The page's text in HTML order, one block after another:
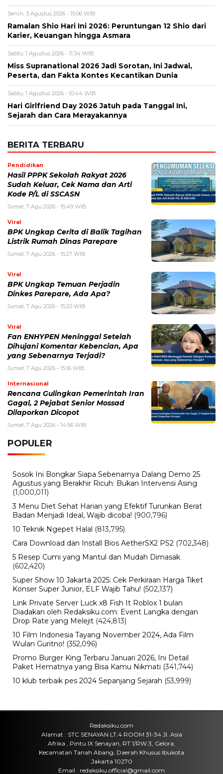
Senin, 3 Agustus 2026 - 15:06 WIB
Ramalan Shio Hari Ini 2026: Peruntungan 12 Shio dari
Karier, Keuangan hingga Asmara
Sabtu, 1 Agustus 2026 - 11:34 WIB
Miss Supranational 2026 Jadi Sorotan, Ini Jadwal,
Peserta, dan Fakta Kontes Kecantikan Dunia
Sabtu, 1 Agustus 2026 - 10:44 WIB
Hari Girlfriend Day 2026 Jatuh pada Tanggal Ini,
Sejarah dan Cara Merayakannya
BERITA TERBARU
Pendidikan
Hasil PPPK Sekolah Rakyat 2026
Sudah Keluar, Cek Nama dan Arti
Kode P/L di SSCASN
Jumat, 7 Agu 2026 - 15:49 WIB
Viral
BPK Ungkap Cerita di Balik Tagihan
Listrik Rumah Dinas Parepare
Jumat, 7 Agu 2026 - 15:27 WIB
Viral
BPK Ungkap Temuan Perjadin
Dinkes Parepare, Ada Apa?
Jumat, 7 Agu 2026 - 15:20 WIB
Viral
Fan ENHYPEN Meninggal Setelah
Dihujani Komentar Kebencian, Apa
yang Sebenarnya Terjadi?
Jumat, 7 Agu 2026 - 15:16 WIB
Internasional
Rencana Gulingkan Pemerintah Iran
Gagal, 2 Pejabat Senior Mossad
Dilaporkan Dicopot
Jumat, 7 Agu 2026 - 14:56 WIB
POPULER
Sosok Ini Bongkar Siapa Sebenarnya Dalang Demo 25
Agustus yang Berakhir Ricuh: Bukan Intervensi Asing
(1,000,011)
3 Menu Diet Sehat Harian yang Efektif Turunkan Berat
Badan Menjadi Ideal, Wajib dicoba! (900,796)
10 Teknik Ngepet Halal (813,795)
Cara Download dan Install Bios AetherSX2 PS2 (702,348)
5 Resep Cumi yang Mantul dan Mudah Dimasak
(602,420)
Super Show 10 Jakarta 2025: Cek Perkiraan Harga Tiket
Konser Super Junior, ELF Wajib Tahu! (502,137)
Link Private Server Luck x8 Fish It Roblox 1 bulan
Diadakan oleh Redaksiku.com: Event Langka dengan
Drop Rate yang Melejit (424,813)
10 Film Indonesia Tayang November 2024, Ada Film
Wulan Guritno! (352,096)
Promo Burger King Terbaru Januari 2026, Ini Detail
Paket Hematnya yang Bisa Kamu Nikmati (341,744)
10 klub terbaik pes 2024 Sepanjang Sejarah (53,999)
Redaksiku.com
Alamat : STC SENAYAN LT.4 ROOM 31-34 Jl. Asia
Afrika , Pintu IX Senayan, RT.1/RW.3, Gelora,
Kecamatan Tanah Abang, Daerah Khusus Ibukota
Jakarta 10270
Email : redaksiku.official@gmail.com